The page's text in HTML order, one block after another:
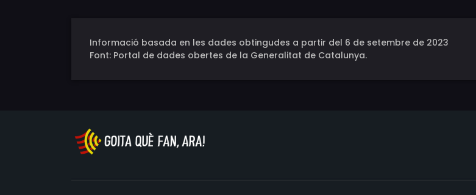
Informació basada en les dades obtingudes a partir del 6 de setembre de 2023
Font: Portal de dades obertes de la Generalitat de Catalunya.